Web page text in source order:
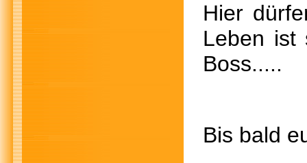
Hier
Leben
Bis bald